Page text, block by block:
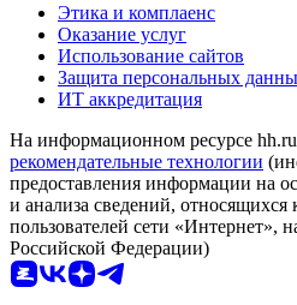
Этика и комплаенс
Оказание услуг
Использование сайтов
Защита персональных
ИТ аккредитация
На информационном ресурсе hh.ru
рекомендательные технологии
предоставления информации на
и анализа сведений, относящихся
пользователей сети «Интернет»,
Российской Федерации)